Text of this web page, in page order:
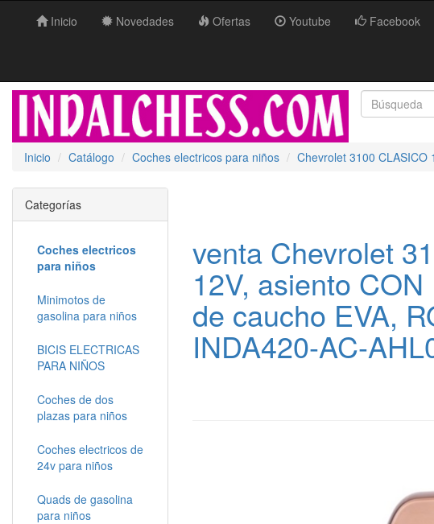
Inicio Novedades Ofertas Youtube Facebook
Inicio Catálogo Coches electricos para niños Chevrolet 3100 CLASICO
venta Chevrolet
12V, asiento
de caucho EVA,
INDA420-AC-
Categorías
Coches electricos
para niños
Minimotos de
gasolina para niños
BICIS ELECTRICAS
PARA NIÑOS
Coches de dos
plazas para niños
Coches electricos de
24v para niños
Quads de gasolina
para niños